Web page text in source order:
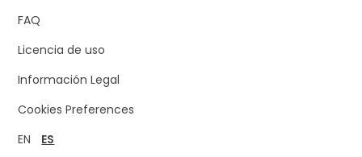
FAQ
Licencia de uso
Información Legal
Cookies Preferences
EN
ES